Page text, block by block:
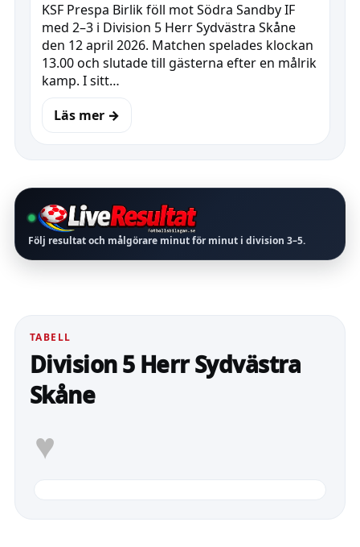
KSF Prespa Birlik föll mot Södra Sandby IF
med 2–3 i Division 5 Herr Sydvästra Skåne
den 12 april 2026. Matchen spelades klockan
13.00 och slutade till gästerna efter en målrik
kamp. I sitt…
Läs mer →
Följ resultat och målgörare minut för minut i division 3–5.
TABELL
Division 5 Herr Sydvästra
Skåne
♥